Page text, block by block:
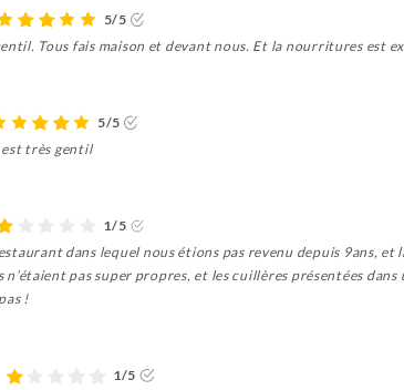
5/5
Tous fais maison et devant nous. Et la nourritures est
5/5
est très gentil
1/5
dans lequel nous étions pas revenu depuis 9ans,
pas super propres, et les cuillères présentées
!
1/5